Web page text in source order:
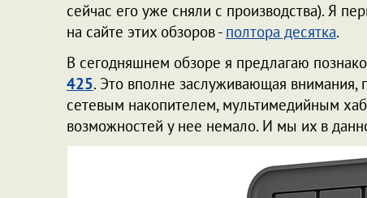
сейчас его уже сняли с производства). Я
на сайте этих обзоров - полтора десятка.
В сегодняшнем обзоре я предлагаю
425. Это вполне заслуживающая внимания,
сетевым накопителем, мультимедийным
возможностей у нее немало. И мы их в